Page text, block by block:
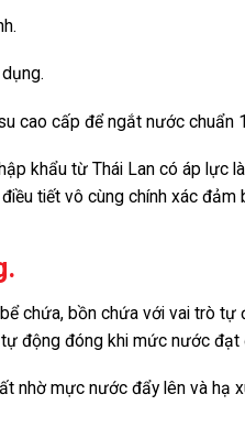
cao cấp để ngắt nước chuẩn
khẩu từ Thái Lan có áp lực
tiết vô cùng chính xác đảm
chứa, bồn chứa với vai trò
động đóng khi mức nước đạt
nhờ mực nước đẩy lên và hạ